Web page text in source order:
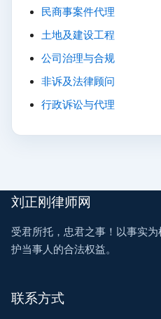
民商事案件代理
土地及建设工程
公司治理与合规
非诉及法律顾问
行政诉讼与代理
刘正刚律师网
受君所托，忠君之事！以事实
护当事人的合法权益。
联系方式